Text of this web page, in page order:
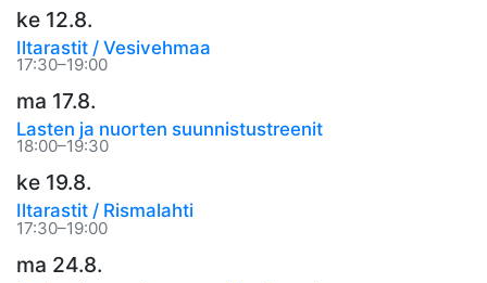
ke 12.8.
Iltarastit / Vesivehmaa
17:30–19:00
ma 17.8.
Lasten ja nuorten suunnistustreenit
18:00–19:30
ke 19.8.
Iltarastit / Rismalahti
17:30–19:00
ma 24.8.